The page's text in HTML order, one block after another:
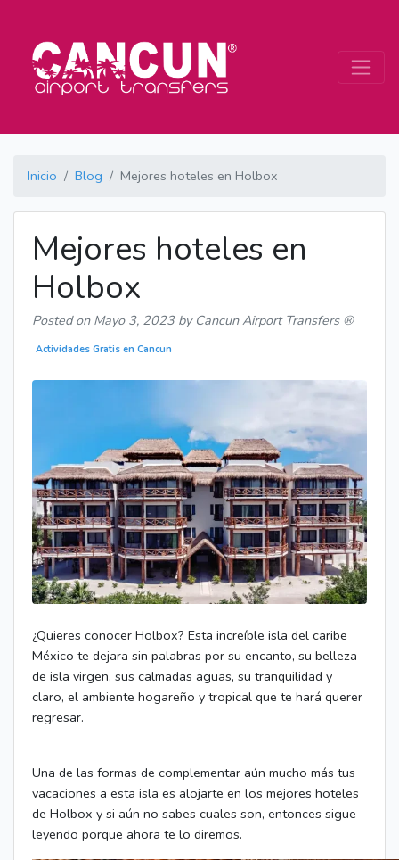
Inicio Blog Mejores hoteles en Holbox
Mejores hoteles en
Holbox
Posted on Mayo 3, 2023by Cancun Airport Transfers ®
Actividades Gratis en Cancun
¿Quieres conocer Holbox? Esta increíble isla del caribe
México te dejara sin palabras por su encanto, su belleza
de isla virgen, sus calmadas aguas, su tranquilidad y
claro, el ambiente hogareño y tropical que te hará querer
regresar.
Una de las formas de complementar aún mucho más tus
vacaciones a esta isla es alojarte en los mejores hoteles
de Holbox y si aún no sabes cuales son, entonces sigue
leyendo porque ahora te lo diremos.